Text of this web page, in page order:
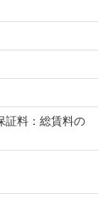
料：総賃料の